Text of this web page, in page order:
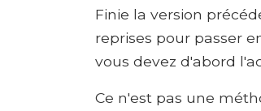
Finie la version
reprises pour passer
vous devez d'abord
Ce n'est pas une